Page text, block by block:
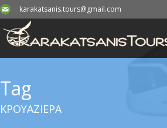
karakatsanis.tours@gmail.com
Tag
ΚΡΟΥΑΖΙΕΡΑ